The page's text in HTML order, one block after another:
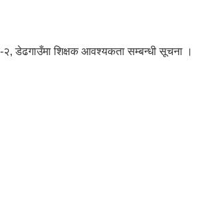
२, डेढगाउँमा शिक्षक आवश्यकता सम्बन्धी सूचना ।